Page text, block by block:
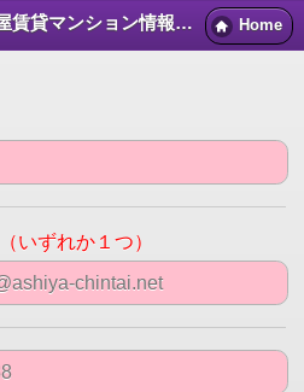
()賃貸物件｜芦屋賃貸マンション情報NET Home
（いずれか１つ）